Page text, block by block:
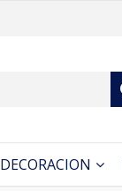
DECORACION